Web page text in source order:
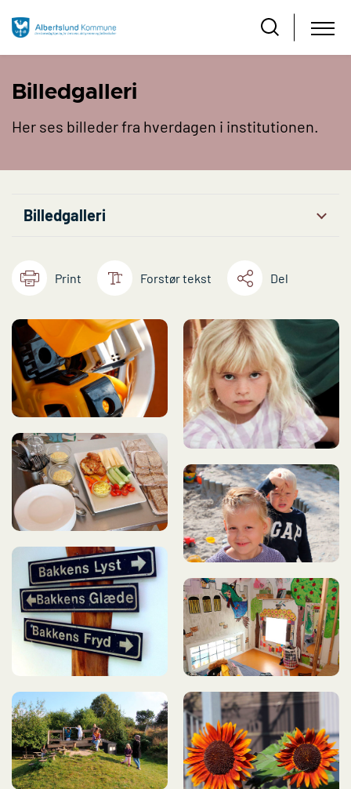
Billedgalleri
Her ses billeder fra hverdagen i institutionen.
Billedgalleri
Print Forstør tekst Del